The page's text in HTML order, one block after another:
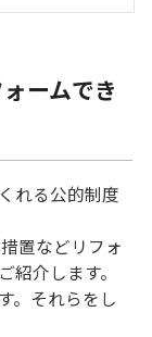
ームでき
れる公的制度
置などリフォ
介します。
。それらをし